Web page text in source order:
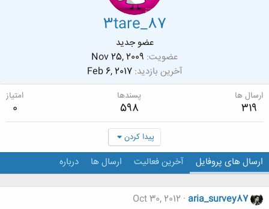
3tare_87
عضو جدید
عضویت Nov 25, 2009
آخرین بازدید Feb 6, 2017
ارسال ها
319
پسندها
598
امتیاز
0
پیدا کردن
ارسال های پروفایل آخرین فعالیت ارسال ها درباره
aria_survey87
Oct 30, 2012